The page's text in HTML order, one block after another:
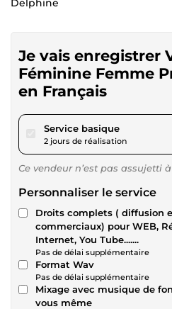
Delphine
Je vais enregistrer
Féminine Femme
en Français
Service basiquepour 17,35
2 jours de réalisation
Ce vendeur n’est pas assujetti
Personnaliser le service
Droits complets ( diffusion
commerciaux) pour WEB, Réseaux, Sites
Internet, You Tube.......
Pas de délai supplémentaire
Format Wav
Pas de délai supplémentaire
Mixage avec musique de
vous même